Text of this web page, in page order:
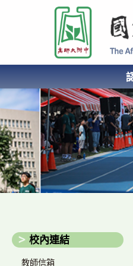
要
容
國立高雄師範大學附屬高級
AFFILIATED SENIOR
校內連結
教師信箱